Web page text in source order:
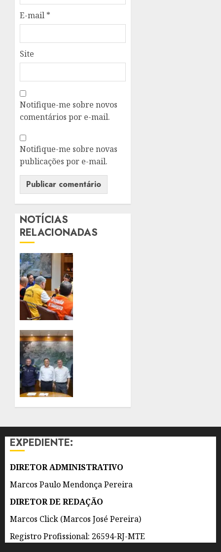
E-mail *
Site
Notifique-me sobre novos
comentários por e-mail.
Notifique-me sobre novas
publicações por e-mail.
NOTÍCIAS
RELACIONADAS
AGOSTO
DE 2026
EXPEDIENTE:
DIRETOR ADMINISTRATIVO
Marcos Paulo Mendonça Pereira
DIRETOR DE REDAÇÃO
Marcos Click (Marcos José Pereira)
Registro Profissional: 26594-RJ-MTE